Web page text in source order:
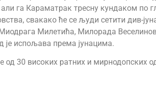
га Караматрак тресну кундаком по
свакако ће се људи сетити див-
Милетића, Милорада
је испољава према јунацима.
30 високих ратних и мирнодопских